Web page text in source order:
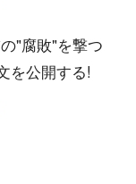
"腐敗"を撃つ
を公開する!